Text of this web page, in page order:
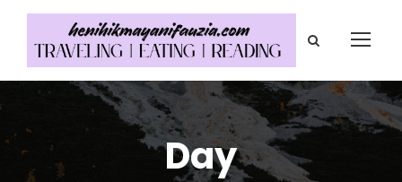
Day